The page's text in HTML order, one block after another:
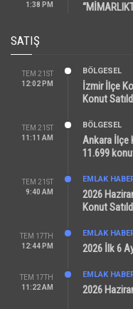
1:38 PM
SATIŞ
TEM 21ST
12:02 PM
BÖLGESEL
İzmir İlçe
Konut
TEM 21ST
11:11 AM
BÖLGESEL
Ankara İlçe
11.699
TEM 21ST
9:40 AM
EMLAK
2026
Konut
TEM 17TH
12:44 PM
EMLAK
2026 İlk 6
TEM 17TH
11:22 AM
EMLAK
2026